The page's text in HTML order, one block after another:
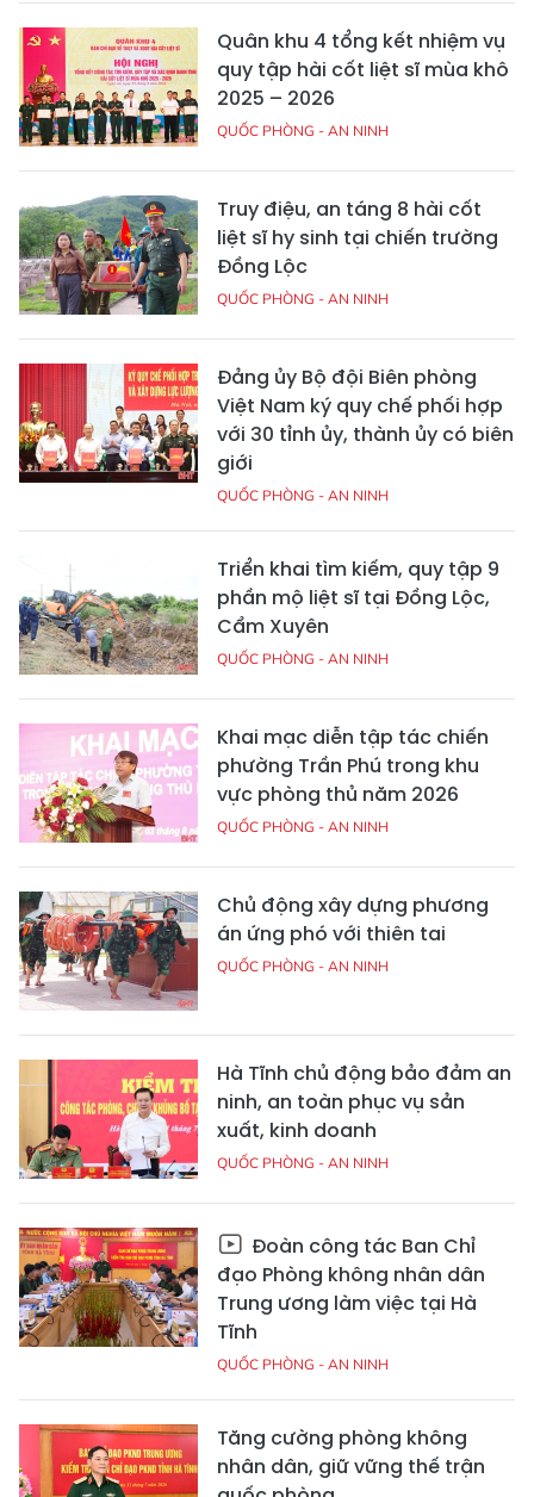
Quân khu 4 tổng kết nhiệm vụ
quy tập hài cốt liệt sĩ mùa khô
2025 – 2026
QUỐC PHÒNG - AN NINH
Truy điệu, an táng 8 hài cốt
liệt sĩ hy sinh tại chiến trường
Đồng Lộc
QUỐC PHÒNG - AN NINH
Đảng ủy Bộ đội Biên phòng
Việt Nam ký quy chế phối hợp
với 30 tỉnh ủy, thành ủy có biên
giới
QUỐC PHÒNG - AN NINH
Triển khai tìm kiếm, quy tập 9
phần mộ liệt sĩ tại Đồng Lộc,
Cẩm Xuyên
QUỐC PHÒNG - AN NINH
Khai mạc diễn tập tác chiến
phường Trần Phú trong khu
vực phòng thủ năm 2026
QUỐC PHÒNG - AN NINH
Chủ động xây dựng phương
án ứng phó với thiên tai
QUỐC PHÒNG - AN NINH
Hà Tĩnh chủ động bảo đảm an
ninh, an toàn phục vụ sản
xuất, kinh doanh
QUỐC PHÒNG - AN NINH
Đoàn công tác Ban Chỉ
đạo Phòng không nhân dân
Trung ương làm việc tại Hà
Tĩnh
QUỐC PHÒNG - AN NINH
Tăng cường phòng không
nhân dân, giữ vững thế trận